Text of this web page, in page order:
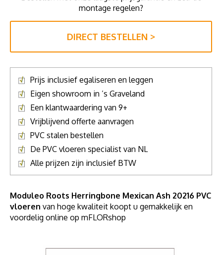
montage regelen?
DIRECT BESTELLEN >
Prijs inclusief egaliseren en leggen
Eigen showroom in ’s Graveland
Een klantwaardering van 9+
Vrijblijvend offerte aanvragen
PVC stalen bestellen
De PVC vloeren specialist van NL
Alle prijzen zijn inclusief BTW
Moduleo Roots Herringbone Mexican Ash 20216 PVC
vloeren van hoge kwaliteit koopt u gemakkelijk en
voordelig online op mFLORshop